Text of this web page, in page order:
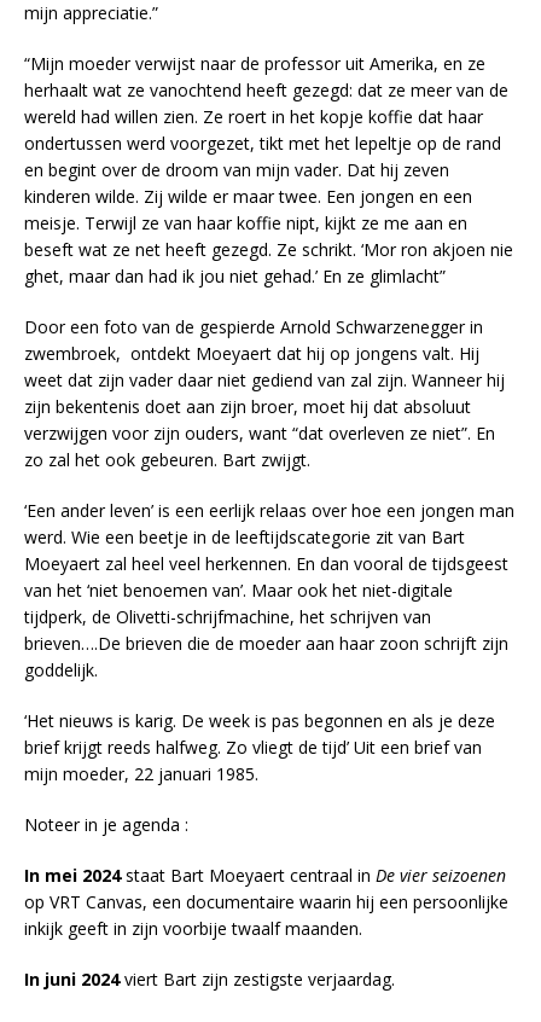
mijn appreciatie.”
“Mijn moeder verwijst naar de professor uit Amerika, en ze
herhaalt wat ze vanochtend heeft gezegd: dat ze meer van de
wereld had willen zien. Ze roert in het kopje koffie dat haar
ondertussen werd voorgezet, tikt met het lepeltje op de rand
en begint over de droom van mijn vader. Dat hij zeven
kinderen wilde. Zij wilde er maar twee. Een jongen en een
meisje. Terwijl ze van haar koffie nipt, kijkt ze me aan en
beseft wat ze net heeft gezegd. Ze schrikt. ‘Mor ron akjoen nie
ghet, maar dan had ik jou niet gehad.’ En ze glimlacht”
Door een foto van de gespierde Arnold Schwarzenegger in
zwembroek, ontdekt Moeyaert dat hij op jongens valt. Hij
weet dat zijn vader daar niet gediend van zal zijn. Wanneer hij
zijn bekentenis doet aan zijn broer, moet hij dat absoluut
verzwijgen voor zijn ouders, want “dat overleven ze niet”. En
zo zal het ook gebeuren. Bart zwijgt.
‘Een ander leven’ is een eerlijk relaas over hoe een jongen man
werd. Wie een beetje in de leeftijdscategorie zit van Bart
Moeyaert zal heel veel herkennen. En dan vooral de tijdsgeest
van het ‘niet benoemen van’. Maar ook het niet-digitale
tijdperk, de Olivetti-schrijfmachine, het schrijven van
brieven….De brieven die de moeder aan haar zoon schrijft zijn
goddelijk.
‘Het nieuws is karig. De week is pas begonnen en als je deze
brief krijgt reeds halfweg. Zo vliegt de tijd’ Uit een brief van
mijn moeder, 22 januari 1985.
Noteer in je agenda :
In mei 2024staat Bart Moeyaert centraal in De vier seizoenen
op VRT Canvas, een documentaire waarin hij een persoonlijke
inkijk geeft in zijn voorbije twaalf maanden.
In juni 2024viert Bart zijn zestigste verjaardag.